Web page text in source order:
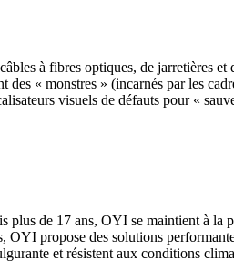
à fibres optiques, de jarretières et
« monstres » (incarnés par les
visuels de défauts pour «
de 17 ans, OYI se maintient à la
OYI propose des solutions
et résistent aux conditions